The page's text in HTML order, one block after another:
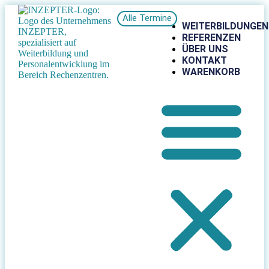
WEITERBILDUNGEN
REFERENZEN
ÜBER UNS
KONTAKT
WARENKORB
Alle Termine